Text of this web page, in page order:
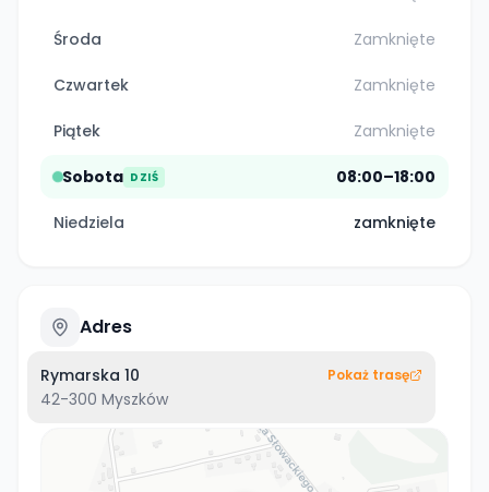
Środa Zamknięte
Czwartek Zamknięte
Piątek Zamknięte
Sobota DZIŚ 08:00–18:00
Niedziela zamknięte
Adres
Rymarska 10
42-300 Myszków
Pokaż trasę